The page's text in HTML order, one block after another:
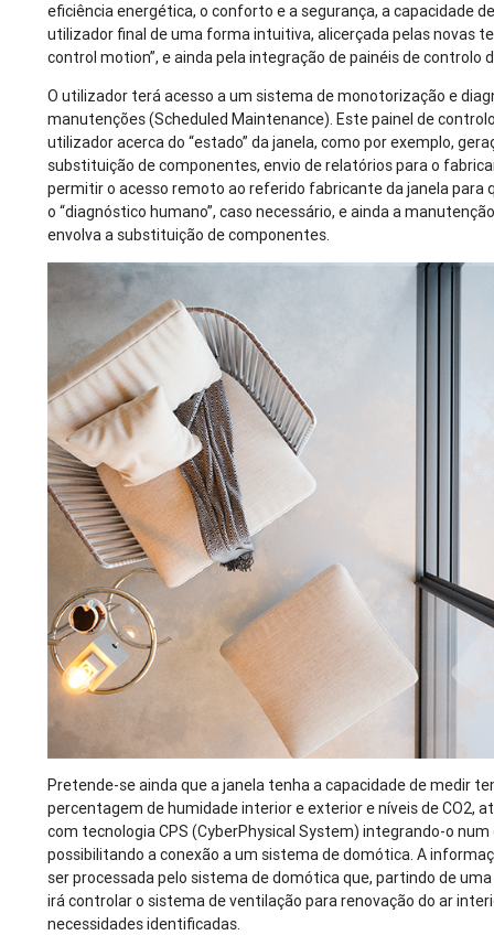
eficiência energética, o conforto e a segurança, a capacidade
utilizador final de uma forma intuitiva, alicerçada pelas novas
control motion”, e ainda pela integração de painéis de controlo
O utilizador terá acesso a um sistema de monotorização e
manutenções (Scheduled Maintenance). Este painel de
utilizador acerca do “estado” da janela, como por exemplo,
substituição de componentes, envio de relatórios para o
permitir o acesso remoto ao referido fabricante da janela para
o “diagnóstico humano”, caso necessário, e ainda a
envolva a substituição de componentes.
Pretende-se ainda que a janela tenha a capacidade de medir
percentagem de humidade interior e exterior e níveis de CO2,
com tecnologia CPS (CyberPhysical System) integrando-o
possibilitando a conexão a um sistema de domótica. A
ser processada pelo sistema de domótica que, partindo de
irá controlar o sistema de ventilação para renovação do ar
necessidades identificadas.